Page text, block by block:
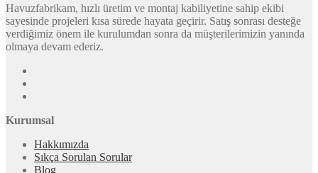
Havuzfabrikam, hızlı üretim ve montaj kabiliyetine sahip ekibi
sayesinde projeleri kısa sürede hayata geçirir. Satış sonrası desteğe
verdiğimiz önem ile kurulumdan sonra da müşterilerimizin yanında
olmaya devam ederiz.
Kurumsal
Hakkımızda
Sıkça Sorulan Sorular
Blog